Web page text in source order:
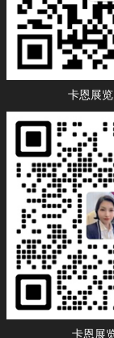
卡恩展
卡恩展